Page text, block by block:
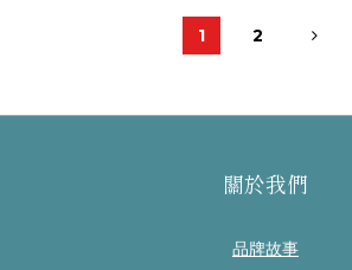
1 2
關於我們
品牌故事